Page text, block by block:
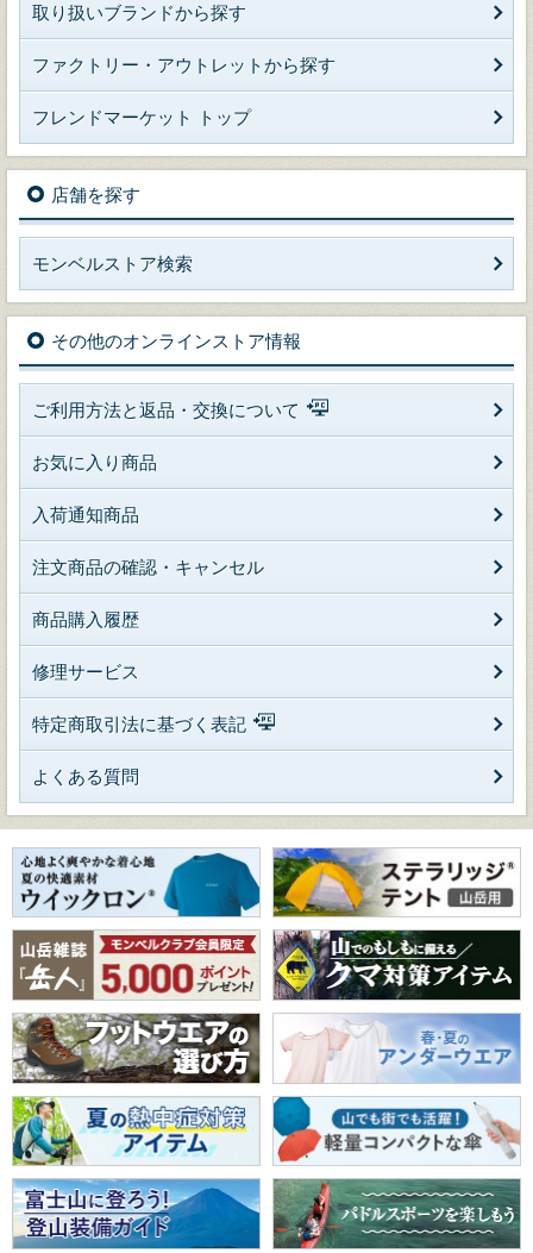
取り扱いブランドから探す
ファクトリー・アウトレットから探す
フレンドマーケット トップ
店舗を探す
モンベルストア検索
その他のオンラインストア情報
ご利用方法と返品・交換について
お気に入り商品
入荷通知商品
注文商品の確認・キャンセル
商品購入履歴
修理サービス
特定商取引法に基づく表記
よくある質問